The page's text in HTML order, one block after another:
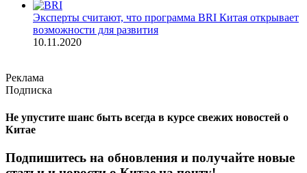
Эксперты считают, что программа BRI Китая открывает
возможности для развития
10.11.2020
Реклама
Подписка
Не упустите шанс быть всегда в курсе свежих новостей о
Китае
Подпишитесь на обновления и получайте новые